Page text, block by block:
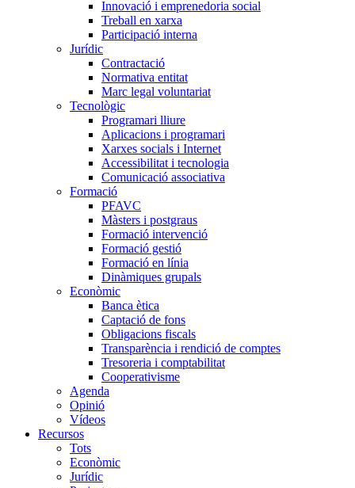
Innovació i emprenedoria social
Treball en xarxa
Participació interna
Jurídic
Contractació
Normativa entitat
Marc legal voluntariat
Tecnològic
Programari lliure
Aplicacions i programari
Xarxes socials i Internet
Accessibilitat i tecnologia
Comunicació associativa
Formació
PFAVC
Màsters i postgraus
Formació intervenció
Formació gestió
Formació en línia
Dinàmiques grupals
Econòmic
Banca ètica
Captació de fons
Obligacions fiscals
Transparència i rendició de comptes
Tresoreria i comptabilitat
Cooperativisme
Agenda
Opinió
Vídeos
Recursos
Tots
Econòmic
Jurídic